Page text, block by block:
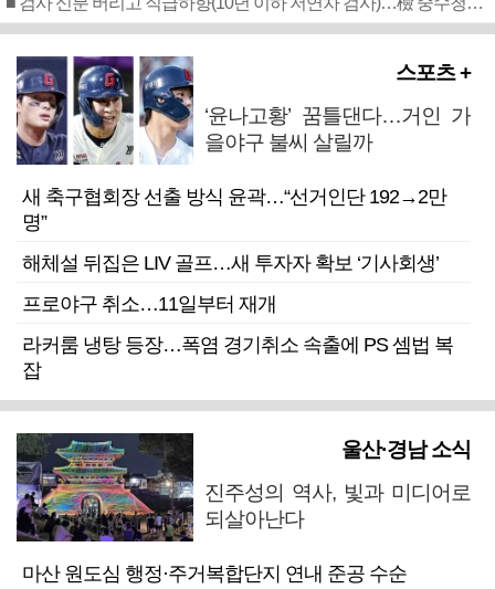
스포츠 +
‘윤나고황’ 꿈틀댄다…거인 가
을야구 불씨 살릴까
새 축구협회장 선출 방식 윤곽…“선거인단 192→2만
명”
해체설 뒤집은 LIV 골프…새 투자자 확보 ‘기사회생’
프로야구 취소…11일부터 재개
라커룸 냉탕 등장…폭염 경기취소 속출에 PS 셈법 복
잡
울산·경남 소식
진주성의 역사, 빛과 미디어로
되살아난다
마산 원도심 행정·주거복합단지 연내 준공 수순